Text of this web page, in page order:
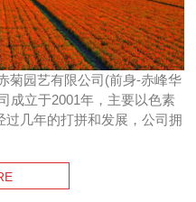
菊园艺有限公司(前身-赤峰华
成立于2001年，主要以色素
几年的打拼和发展，公司拥